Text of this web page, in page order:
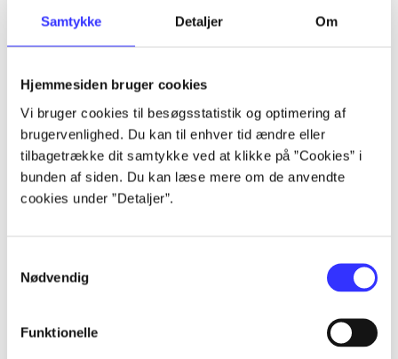
Samtykke Detaljer Om
Hjemmesiden bruger cookies
Vi bruger cookies til besøgsstatistik og optimering af
brugervenlighed. Du kan til enhver tid ændre eller
tilbagetrække dit samtykke ved at klikke på ”Cookies” i
bunden af siden. Du kan læse mere om de anvendte
cookies under ”Detaljer”.
Nødvendig
Funktionelle
Artikler
...
...
...
...